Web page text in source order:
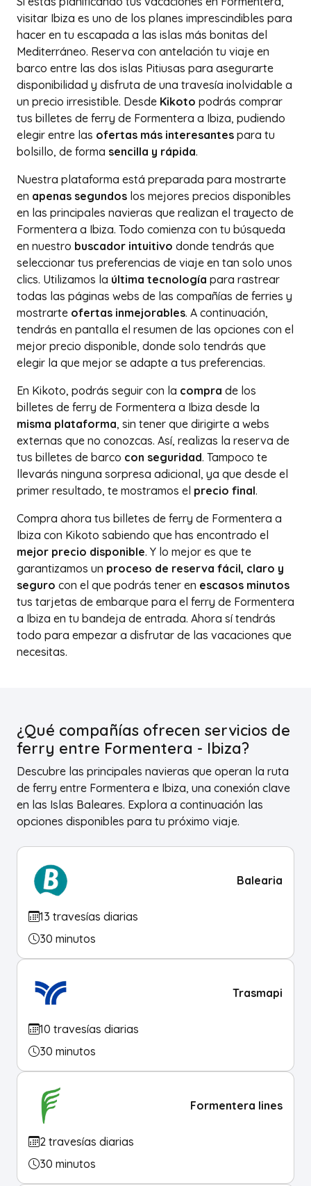
visitar Ibiza es uno de los planes imprescindibles para
hacer en tu escapada a las islas más bonitas del
Mediterráneo. Reserva con antelación tu viaje en
barco entre las dos islas Pitiusas para asegurarte
disponibilidad y disfruta de una travesía inolvidable a
un precio irresistible. Desde Kikoto podrás comprar
tus billetes de ferry de Formentera a Ibiza, pudiendo
elegir entre las ofertas más interesantes para tu
bolsillo, de forma sencilla y rápida.
Nuestra plataforma está preparada para mostrarte
en apenas segundos los mejores precios disponibles
en las principales navieras que realizan el trayecto de
Formentera a Ibiza. Todo comienza con tu búsqueda
en nuestro buscador intuitivo donde tendrás que
seleccionar tus preferencias de viaje en tan solo unos
clics. Utilizamos la última tecnología para rastrear
todas las páginas webs de las compañías de ferries y
mostrarte ofertas inmejorables. A continuación,
tendrás en pantalla el resumen de las opciones con el
mejor precio disponible, donde solo tendrás que
elegir la que mejor se adapte a tus preferencias.
En Kikoto, podrás seguir con la compra de los
billetes de ferry de Formentera a Ibiza desde la
misma plataforma, sin tener que dirigirte a webs
externas que no conozcas. Así, realizas la reserva de
tus billetes de barco con seguridad. Tampoco te
llevarás ninguna sorpresa adicional, ya que desde el
primer resultado, te mostramos el precio final.
Compra ahora tus billetes de ferry de Formentera a
Ibiza con Kikoto sabiendo que has encontrado el
mejor precio disponible. Y lo mejor es que te
garantizamos un proceso de reserva fácil, claro y
seguro con el que podrás tener en escasos minutos
tus tarjetas de embarque para el ferry de Formentera
a Ibiza en tu bandeja de entrada. Ahora sí tendrás
todo para empezar a disfrutar de las vacaciones que
necesitas.
¿Qué compañías ofrecen servicios de
ferry entre Formentera - Ibiza?
Descubre las principales navieras que operan la ruta
de ferry entre Formentera e Ibiza, una conexión clave
en las Islas Baleares. Explora a continuación las
opciones disponibles para tu próximo viaje.
Balearia
13 travesías diarias
30 minutos
Trasmapi
10 travesías diarias
30 minutos
Formentera lines
2 travesías diarias
30 minutos